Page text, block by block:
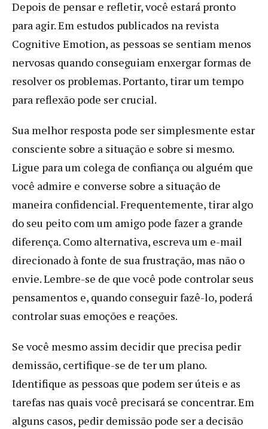
Depois de pensar e refletir, você estará pronto
para agir. Em estudos publicados na revista
Cognitive Emotion, as pessoas se sentiam menos
nervosas quando conseguiam enxergar formas de
resolver os problemas. Portanto, tirar um tempo
para reflexão pode ser crucial.
Sua melhor resposta pode ser simplesmente estar
consciente sobre a situação e sobre si mesmo.
Ligue para um colega de confiança ou alguém que
você admire e converse sobre a situação de
maneira confidencial. Frequentemente, tirar algo
do seu peito com um amigo pode fazer a grande
diferença. Como alternativa, escreva um e-mail
direcionado à fonte de sua frustração, mas não o
envie. Lembre-se de que você pode controlar seus
pensamentos e, quando conseguir fazê-lo, poderá
controlar suas emoções e reações.
Se você mesmo assim decidir que precisa pedir
demissão, certifique-se de ter um plano.
Identifique as pessoas que podem ser úteis e as
tarefas nas quais você precisará se concentrar. Em
alguns casos, pedir demissão pode ser a decisão